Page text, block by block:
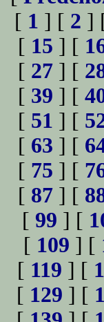
[ 1 ] [ 2 ]
[ 15 ] [
[ 27 ] [
[ 39 ] [
[ 51 ] [
[ 63 ] [
[ 75 ] [
[ 87 ] [
[ 99 ] [
[ 109 ] [
[ 119 ] [
[ 129 ] [